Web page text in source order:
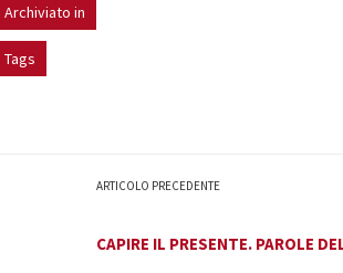
Archiviato in
Tags
ARTICOLO PRECEDENTE
CAPIRE IL PRESENTE. PAROLE